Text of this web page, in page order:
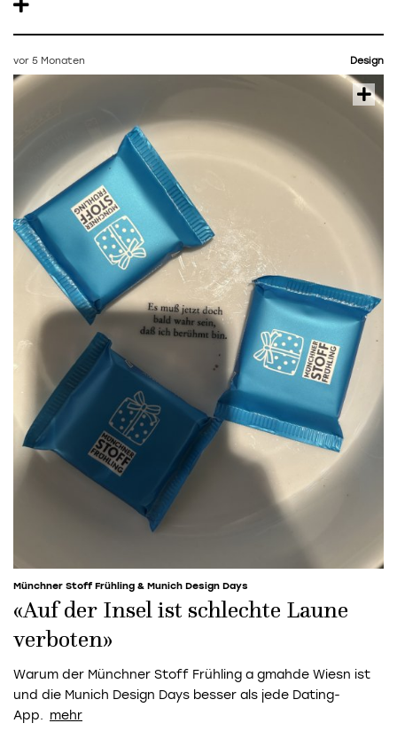
vor 5 Monaten Design
Münchner Stoff Frühling & Munich Design Days
«Auf der Insel ist schlechte Laune
verboten»
Warum der Münchner Stoff Frühling a gmahde Wiesn ist
und die Munich Design Days besser als jede Dating-
App.